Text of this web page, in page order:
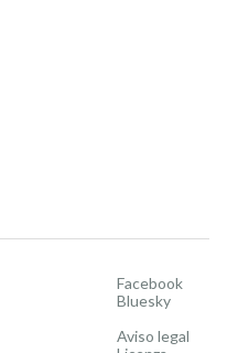
Facebook
Bluesky
Aviso legal